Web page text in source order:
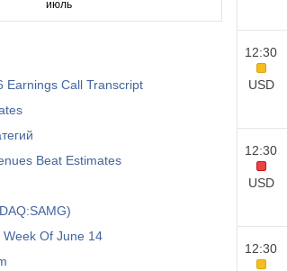
Earnings Call Transcript
Beat Estimates
Of June 14
12:30
USD
12:30
USD
12:30